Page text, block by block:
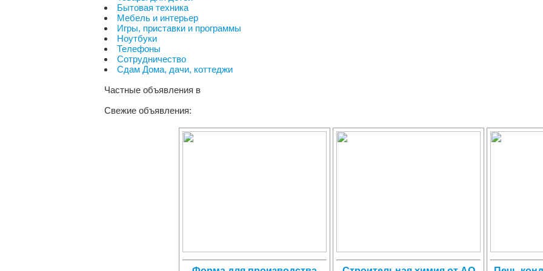
Бытовая техника
Мебель и интерьер
Игры, приставки и программы
Ноутбуки
Телефоны
Сотрудничество
Сдам Дома, дачи, коттеджи
Частные объявления в
Свежие объявления: